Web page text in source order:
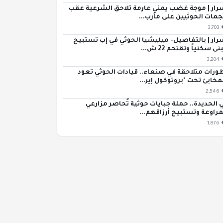
| موجة غضب يمني عارمة تلاحق الشرعية عقب
الحوثيين على مأرب...
3,703
| بالتفاصيل- ميليشيا الحوثي في إب تستبيح
سكنياً وتقتحم 22 ش...
3,204
متلاحقة في صنعاء.. قيادات الحوثي تعود
تحت "بروتوكول إير...
2,546
الحديدة.. حملة جبايات حوثية تُحاصر مزارعي
وتستبيح أرزاقهم...
1,876